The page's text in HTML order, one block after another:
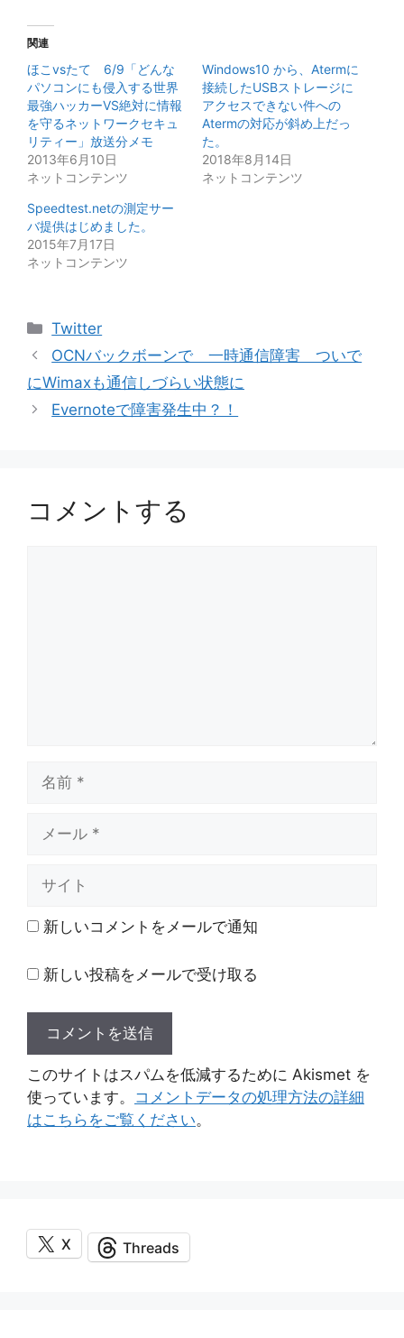
関連
ほこvsたて 6/9「どんな
パソコンにも侵入する世界
最強ハッカーVS絶対に情報
を守るネットワークセキュ
リティー」放送分メモ
2013年6月10日
ネットコンテンツ
Windows10 から、Atermに
接続したUSBストレージに
アクセスできない件への
Atermの対応が斜め上だっ
た。
2018年8月14日
ネットコンテンツ
Speedtest.netの測定サー
バ提供はじめました。
2015年7月17日
ネットコンテンツ
カ
テ
リ
ー
Twitter
OCNバックボーンで 一時通信障害 ついで
にWimaxも通信しづらい状態に
Evernoteで障害発生中？！
コメントする
ト 新しいコメントをメールで通知
新しい投稿をメールで受け取る
このサイトはスパムを低減するために Akismet を
使っています。 コメントデータの処理方法の詳細
はこちらをご覧ください。
X Threads